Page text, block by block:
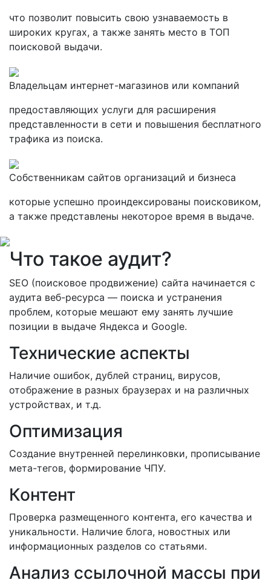
что позволит повысить свою узнаваемость в
широких кругах, а также занять место в ТОП
поисковой выдачи.
Владельцам интернет-магазинов или компаний
предоставляющих услуги для расширения
представленности в сети и повышения бесплатного
трафика из поиска.
Собственникам сайтов организаций и бизнеса
которые успешно проиндексированы поисковиком,
а также представлены некоторое время в выдаче.
Что такое аудит?
SEO (поисковое продвижение) сайта начинается с
аудита веб-ресурса — поиска и устранения
проблем, которые мешают ему занять лучшие
позиции в выдаче Яндекса и Google.
Технические аспекты
Наличие ошибок, дублей страниц, вирусов,
отображение в разных браузерах и на различных
устройствах, и т.д.
Оптимизация
Создание внутренней перелинковки, прописывание
мета-тегов, формирование ЧПУ.
Контент
Проверка размещенного контента, его качества и
уникальности. Наличие блога, новостных или
информационных разделов со статьями.
Анализ ссылочной массы при